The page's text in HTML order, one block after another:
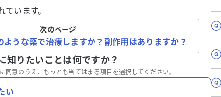
います。
次のページ
ような薬で治療しますか？副作用はありますか？
知りたいことは何ですか？
に同意のうえ、もっとも当てはまる項目を選択してください。
い